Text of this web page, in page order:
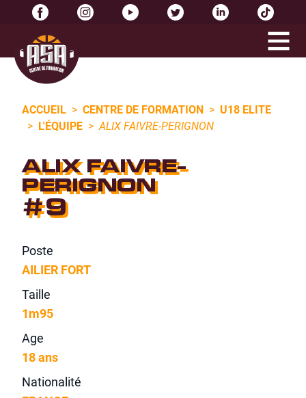
ACCUEIL > CENTRE DE FORMATION > U18 ELITE
> L'ÉQUIPE > ALIX FAIVRE-PERIGNON
ALIX FAIVRE-
PERIGNON
#9
Poste
AILIER FORT
Taille
1m95
Age
18 ans
Nationalité